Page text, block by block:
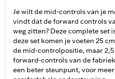
Je wilt de mid-controls van je
vindt dat de forward controls
weg zitten? Deze complete set
deze set komen je voeten 25
de mid-controlpositie, maar
forward-controls van de
een beter steunpunt, voor